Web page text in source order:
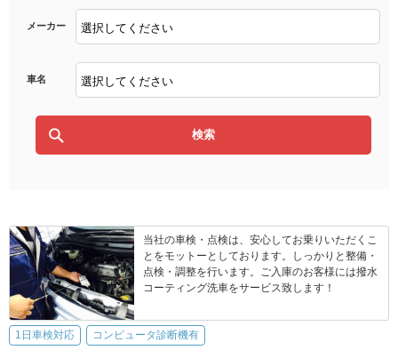
メーカー
車名
当社の車検・点検は、安心してお乗りいただくこ
とをモットーとしております。しっかりと整備・
点検・調整を行います。ご入庫のお客様には撥水
コーティング洗車をサービス致します！
1日車検対応 コンピュータ診断機有